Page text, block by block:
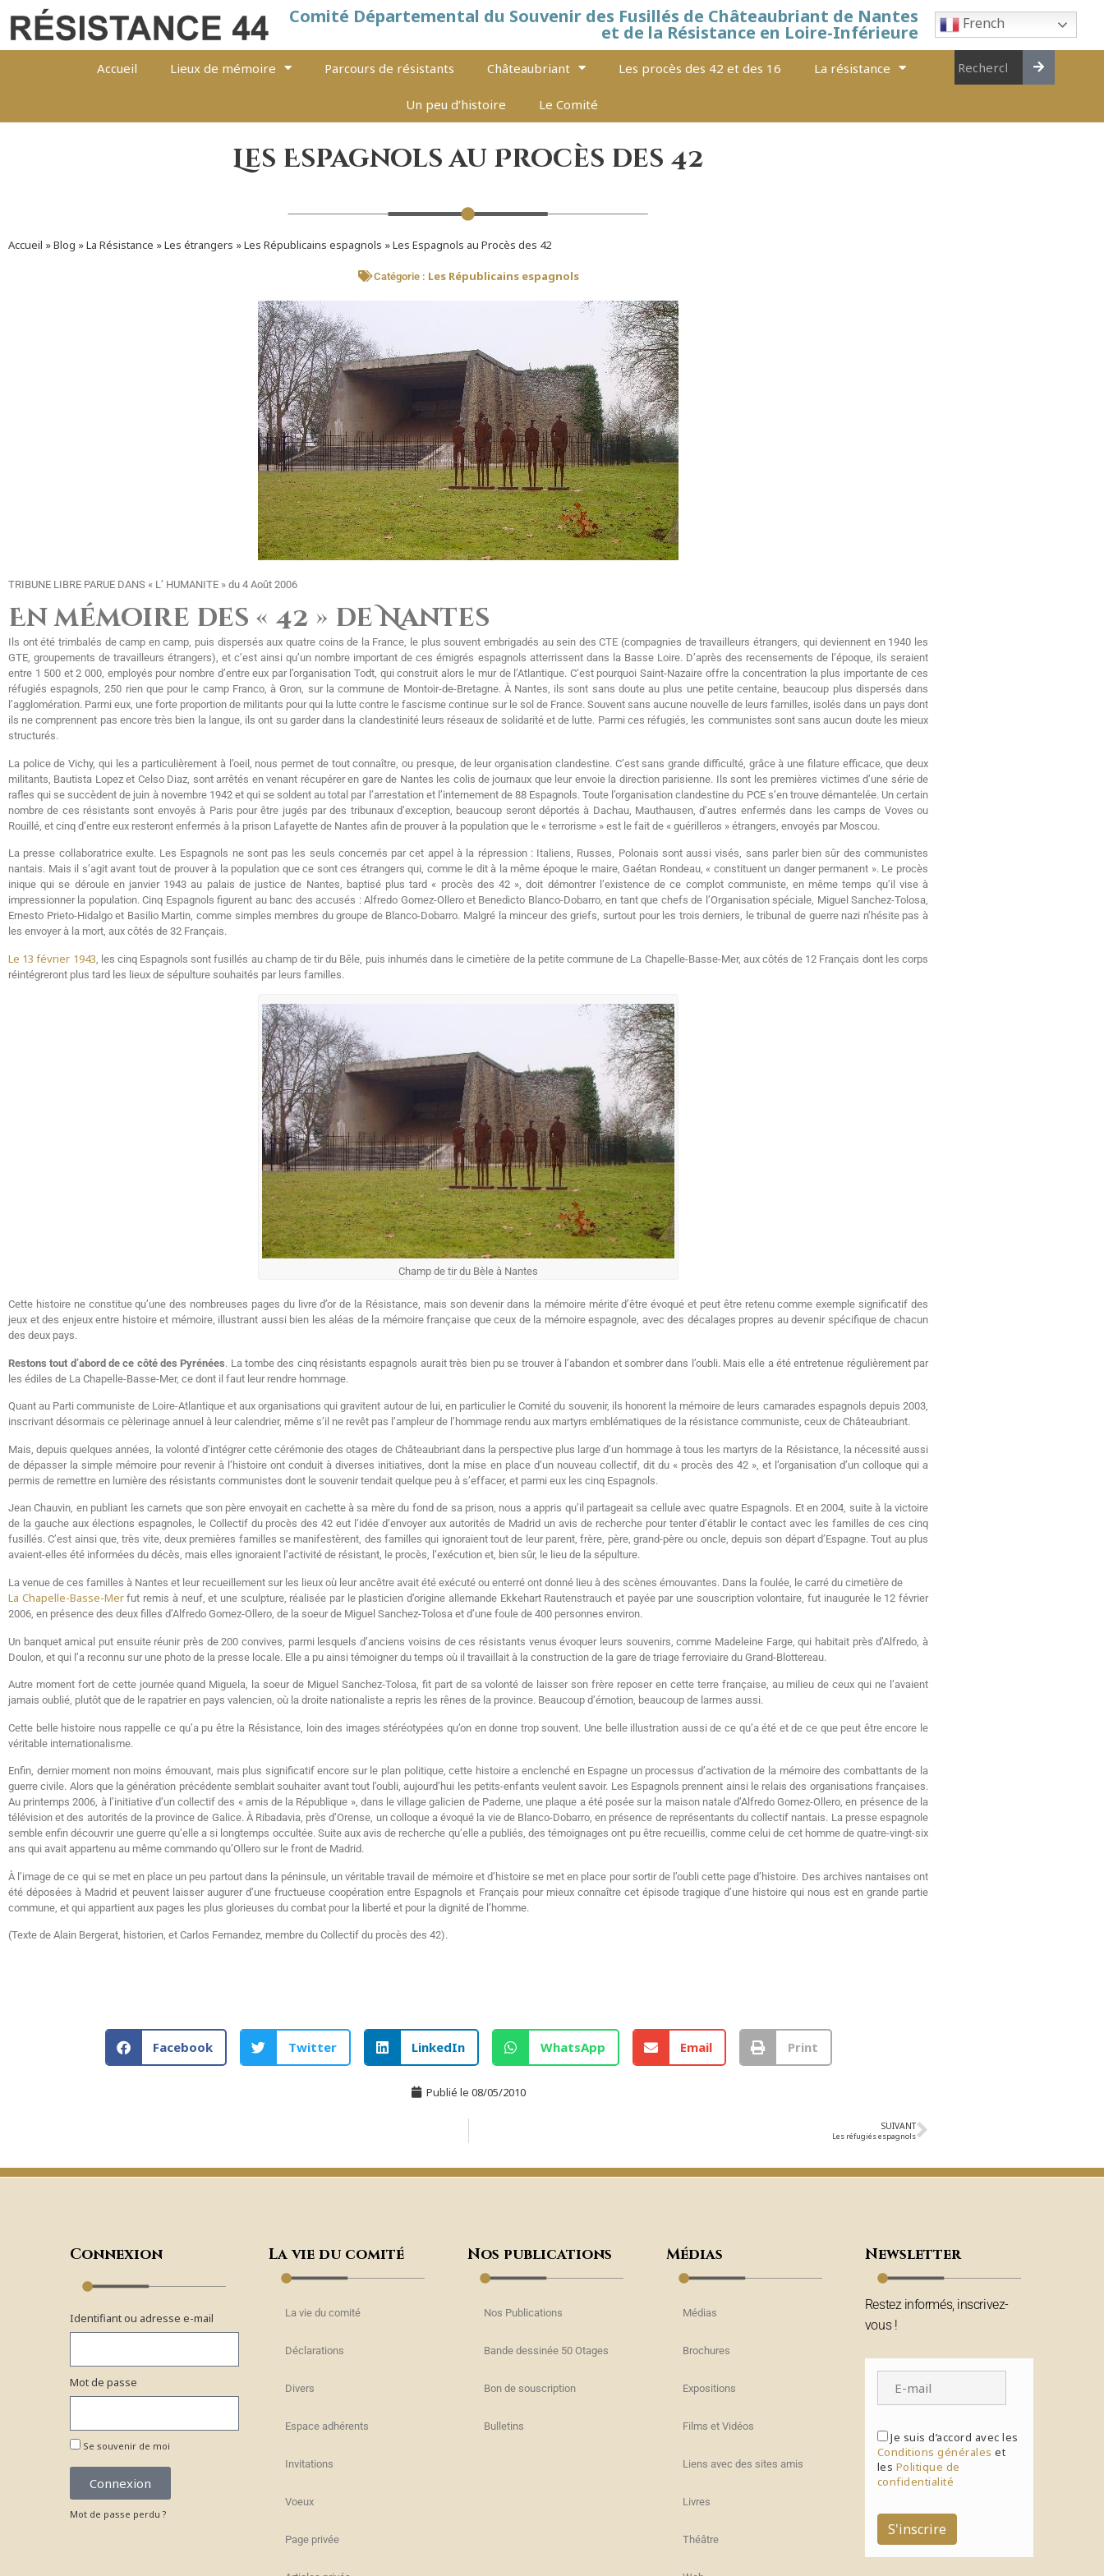
Comité Départemental du Souvenir des Fusillés de Châteaubriant de Nantes
et de la Résistance en Loire-Inférieure French
Accueil Lieux de mémoire Parcours de résistants Châteaubriant Les procès des 42 et des 16 La résistance
Un peu d’histoire Le Comité
Les Espagnols au Procès des 42
Accueil »Blog »La Résistance »Les étrangers »Les Républicains espagnols »Les Espagnols au Procès des 42
Catégorie : Les Républicains espagnols
TRIBUNE LIBRE PARUE DANS « L’ HUMANITE » du 4 Août 2006
En mémoire des « 42 » de Nantes
Ils ont été trimbalés de camp en camp, puis dispersés aux quatre coins de la France, le plus souvent embrigadés au sein des CTE (compagnies de travailleurs étrangers, qui deviennent en 1940 les
GTE, groupements de travailleurs étrangers), et c’est ainsi qu’un nombre important de ces émigrés espagnols atterrissent dans la Basse Loire. D’après des recensements de l’époque, ils seraient
entre 1 500 et 2 000, employés pour nombre d’entre eux par l’organisation Todt, qui construit alors le mur de l’Atlantique. C’est pourquoi Saint-Nazaire offre la concentration la plus importante de ces
réfugiés espagnols, 250 rien que pour le camp Franco, à Gron, sur la commune de Montoir-de-Bretagne. À Nantes, ils sont sans doute au plus une petite centaine, beaucoup plus dispersés dans
l’agglomération. Parmi eux, une forte proportion de militants pour qui la lutte contre le fascisme continue sur le sol de France. Souvent sans aucune nouvelle de leurs familles, isolés dans un pays dont
ils ne comprennent pas encore très bien la langue, ils ont su garder dans la clandestinité leurs réseaux de solidarité et de lutte. Parmi ces réfugiés, les communistes sont sans aucun doute les mieux
structurés.
La police de Vichy, qui les a particulièrement à l’oeil, nous permet de tout connaître, ou presque, de leur organisation clandestine. C’est sans grande difficulté, grâce à une filature efficace, que deux
militants, Bautista Lopez et Celso Diaz, sont arrêtés en venant récupérer en gare de Nantes les colis de journaux que leur envoie la direction parisienne. Ils sont les premières victimes d’une série de
rafles qui se succèdent de juin à novembre 1942 et qui se soldent au total par l’arrestation et l’internement de 88 Espagnols. Toute l’organisation clandestine du PCE s’en trouve démantelée. Un certain
nombre de ces résistants sont envoyés à Paris pour être jugés par des tribunaux d’exception, beaucoup seront déportés à Dachau, Mauthausen, d’autres enfermés dans les camps de Voves ou
Rouillé, et cinq d’entre eux resteront enfermés à la prison Lafayette de Nantes afin de prouver à la population que le « terrorisme » est le fait de « guérilleros » étrangers, envoyés par Moscou.
La presse collaboratrice exulte. Les Espagnols ne sont pas les seuls concernés par cet appel à la répression : Italiens, Russes, Polonais sont aussi visés, sans parler bien sûr des communistes
nantais. Mais il s’agit avant tout de prouver à la population que ce sont ces étrangers qui, comme le dit à la même époque le maire, Gaétan Rondeau, « constituent un danger permanent ». Le procès
inique qui se déroule en janvier 1943 au palais de justice de Nantes, baptisé plus tard « procès des 42 », doit démontrer l’existence de ce complot communiste, en même temps qu’il vise à
impressionner la population. Cinq Espagnols figurent au banc des accusés : Alfredo Gomez-Ollero et Benedicto Blanco-Dobarro, en tant que chefs de l’Organisation spéciale, Miguel Sanchez-Tolosa,
Ernesto Prieto-Hidalgo et Basilio Martin, comme simples membres du groupe de Blanco-Dobarro. Malgré la minceur des griefs, surtout pour les trois derniers, le tribunal de guerre nazi n’hésite pas à
les envoyer à la mort, aux côtés de 32 Français.
Le 13 février 1943 , les cinq Espagnols sont fusillés au champ de tir du Bêle, puis inhumés dans le cimetière de la petite commune de La Chapelle-Basse-Mer, aux côtés de 12 Français dont les corps
réintégreront plus tard les lieux de sépulture souhaités par leurs familles.
Champ de tir du Bèle à Nantes
Cette histoire ne constitue qu’une des nombreuses pages du livre d’or de la Résistance, mais son devenir dans la mémoire mérite d’être évoqué et peut être retenu comme exemple significatif des
jeux et des enjeux entre histoire et mémoire, illustrant aussi bien les aléas de la mémoire française que ceux de la mémoire espagnole, avec des décalages propres au devenir spécifique de chacun
des deux pays.
Restons tout d’abord de ce côté des Pyrénées. La tombe des cinq résistants espagnols aurait très bien pu se trouver à l’abandon et sombrer dans l’oubli. Mais elle a été entretenue régulièrement par
les édiles de La Chapelle-Basse-Mer, ce dont il faut leur rendre hommage.
Quant au Parti communiste de Loire-Atlantique et aux organisations qui gravitent autour de lui, en particulier le Comité du souvenir, ils honorent la mémoire de leurs camarades espagnols depuis 2003,
inscrivant désormais ce pèlerinage annuel à leur calendrier, même s’il ne revêt pas l’ampleur de l’hommage rendu aux martyrs emblématiques de la résistance communiste, ceux de Châteaubriant.
Mais, depuis quelques années, la volonté d’intégrer cette cérémonie des otages de Châteaubriant dans la perspective plus large d’un hommage à tous les martyrs de la Résistance, la nécessité aussi
de dépasser la simple mémoire pour revenir à l’histoire ont conduit à diverses initiatives, dont la mise en place d’un nouveau collectif, dit du « procès des 42 », et l’organisation d’un colloque qui a
permis de remettre en lumière des résistants communistes dont le souvenir tendait quelque peu à s’effacer, et parmi eux les cinq Espagnols.
Jean Chauvin, en publiant les carnets que son père envoyait en cachette à sa mère du fond de sa prison, nous a appris qu’il partageait sa cellule avec quatre Espagnols. Et en 2004, suite à la victoire
de la gauche aux élections espagnoles, le Collectif du procès des 42 eut l’idée d’envoyer aux autorités de Madrid un avis de recherche pour tenter d’établir le contact avec les familles de ces cinq
fusillés. C’est ainsi que, très vite, deux premières familles se manifestèrent, des familles qui ignoraient tout de leur parent, frère, père, grand-père ou oncle, depuis son départ d’Espagne. Tout au plus
avaient-elles été informées du décès, mais elles ignoraient l’activité de résistant, le procès, l’exécution et, bien sûr, le lieu de la sépulture.
La venue de ces familles à Nantes et leur recueillement sur les lieux où leur ancêtre avait été exécuté ou enterré ont donné lieu à des scènes émouvantes. Dans la foulée, le carré du cimetière de
La Chapelle-Basse-Merfut remis à neuf, et une sculpture, réalisée par le plasticien d’origine allemande Ekkehart Rautenstrauch et payée par une souscription volontaire, fut inaugurée le 12 février
2006, en présence des deux filles d’Alfredo Gomez-Ollero, de la soeur de Miguel Sanchez-Tolosa et d’une foule de 400 personnes environ.
Un banquet amical put ensuite réunir près de 200 convives, parmi lesquels d’anciens voisins de ces résistants venus évoquer leurs souvenirs, comme Madeleine Farge, qui habitait près d’Alfredo, à
Doulon, et qui l’a reconnu sur une photo de la presse locale. Elle a pu ainsi témoigner du temps où il travaillait à la construction de la gare de triage ferroviaire du Grand-Blottereau.
Autre moment fort de cette journée quand Miguela, la soeur de Miguel Sanchez-Tolosa, fit part de sa volonté de laisser son frère reposer en cette terre française, au milieu de ceux qui ne l’avaient
jamais oublié, plutôt que de le rapatrier en pays valencien, où la droite nationaliste a repris les rênes de la province. Beaucoup d’émotion, beaucoup de larmes aussi.
Cette belle histoire nous rappelle ce qu’a pu être la Résistance, loin des images stéréotypées qu’on en donne trop souvent. Une belle illustration aussi de ce qu’a été et de ce que peut être encore le
véritable internationalisme.
Enfin, dernier moment non moins émouvant, mais plus significatif encore sur le plan politique, cette histoire a enclenché en Espagne un processus d’activation de la mémoire des combattants de la
guerre civile. Alors que la génération précédente semblait souhaiter avant tout l’oubli, aujourd’hui les petits-enfants veulent savoir. Les Espagnols prennent ainsi le relais des organisations françaises.
Au printemps 2006, à l’initiative d’un collectif des « amis de la République », dans le village galicien de Paderne, une plaque a été posée sur la maison natale d’Alfredo Gomez-Ollero, en présence de la
télévision et des autorités de la province de Galice. À Ribadavia, près d’Orense, un colloque a évoqué la vie de Blanco-Dobarro, en présence de représentants du collectif nantais. La presse espagnole
semble enfin découvrir une guerre qu’elle a si longtemps occultée. Suite aux avis de recherche qu’elle a publiés, des témoignages ont pu être recueillis, comme celui de cet homme de quatre-vingt-six
ans qui avait appartenu au même commando qu’Ollero sur le front de Madrid.
À l’image de ce qui se met en place un peu partout dans la péninsule, un véritable travail de mémoire et d’histoire se met en place pour sortir de l’oubli cette page d’histoire. Des archives nantaises ont
été déposées à Madrid et peuvent laisser augurer d’une fructueuse coopération entre Espagnols et Français pour mieux connaître cet épisode tragique d’une histoire qui nous est en grande partie
commune, et qui appartient aux pages les plus glorieuses du combat pour la liberté et pour la dignité de l’homme.
(Texte de Alain Bergerat, historien, et Carlos Fernandez, membre du Collectif du procès des 42).
Facebook Twitter LinkedIn WhatsApp Email Print
Publié le 08/05/2010
SUIVANT
Les réfugiés espagnols
Connexion
Identifiant ou adresse e-mail
Mot de passe
Se souvenir de moi
Connexion
Mot de passe perdu ?
La vie du comité
La vie du comité
Déclarations
Divers
Espace adhérents
Invitations
Voeux
Page privée
Nos publications
Nos Publications
Bande dessinée 50 Otages
Bon de souscription
Bulletins
Médias
Médias
Brochures
Expositions
Films et Vidéos
Liens avec des sites amis
Livres
Théâtre
Newsletter
Restez informés, inscrivez-
vous !
Je suis d’accord avec les
Conditions générales et
les Politique de
confidentialité
S'inscrire